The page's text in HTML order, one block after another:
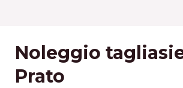
Noleggio
Prato